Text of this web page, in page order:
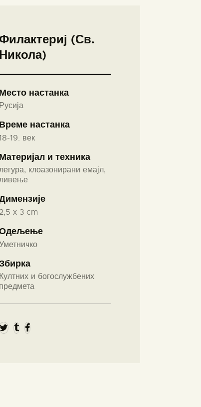
(Св.
Никола)
Место настанка
Русија
Време настанка
19. век
Материјал и техника
клоазонирани емајл,
х 3 cm
Култних и богослужбених
предмета